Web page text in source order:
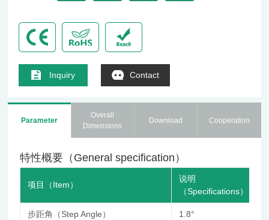
Inquiry Contact
Parameter
Overall
Dimensions
Download Cooperation
特性概要（General specification）
项目（Item）
说明
（Specifications）
步距角（Step Angle） 1.8°